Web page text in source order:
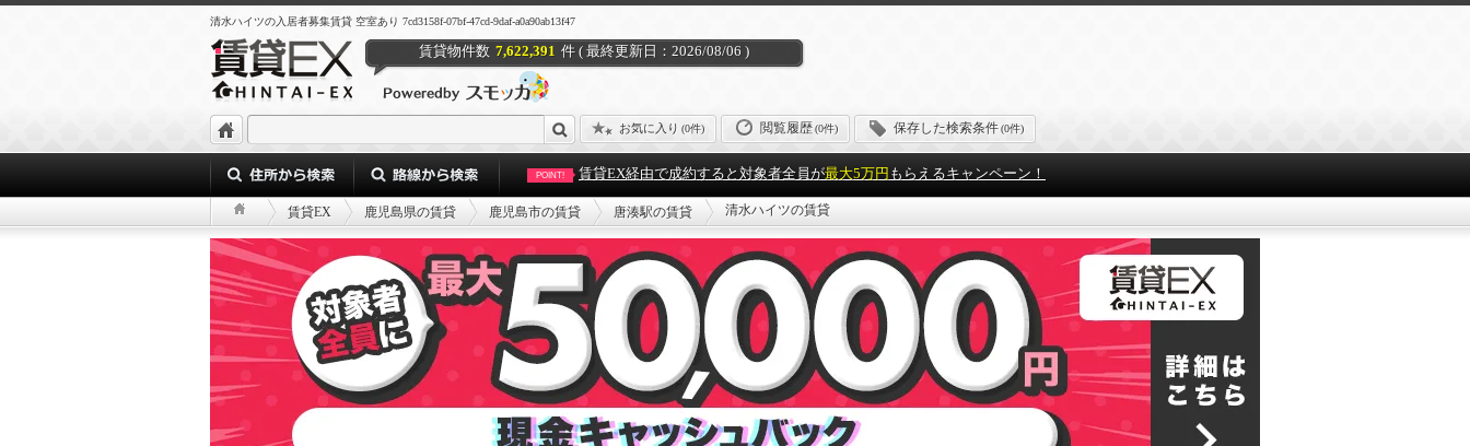
清水ハイツの入居者募集賃貸 空室あり 7cd3158f-07bf-47cd-9daf-a0a90ab13f47
賃貸物件数 7,622,391 件 ( 最終更新日：2026/08/06 )
お気に入り (0件) 閲覧履歴(0件) 保存した検索条件(0件)
POINT! 賃貸EX経由で成約すると対象者全員が最大5万円 もらえるキャンペーン！
賃貸EX 鹿児島県の賃貸 鹿児島市の賃貸 唐湊駅の賃貸 清水ハイツの賃貸